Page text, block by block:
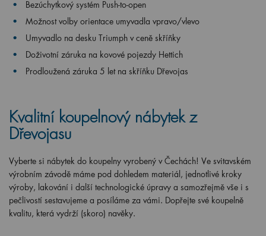
Bezúchytkový systém Push-to-open
Možnost volby orientace umyvadla vpravo/vlevo
Umyvadlo na desku Triumph v ceně skříňky
Doživotní záruka na kovové pojezdy Hettich
Prodloužená záruka 5 let na skříňku Dřevojas
Kvalitní koupelnový nábytek z
Dřevojasu
Vyberte si nábytek do koupelny vyrobený v Čechách! Ve svitavském
výrobním závodě máme pod dohledem materiál, jednotlivé kroky
výroby, lakování i další technologické úpravy a samozřejmě vše i s
pečlivostí sestavujeme a posíláme za vámi. Dopřejte své koupelně
kvalitu, která vydrží (skoro) navěky.